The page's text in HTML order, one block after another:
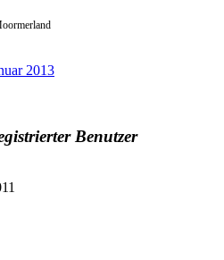
2013
Benutzer